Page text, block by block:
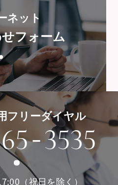
ネット
フォーム
フリーダイヤル
65-3535
（祝日を除く）